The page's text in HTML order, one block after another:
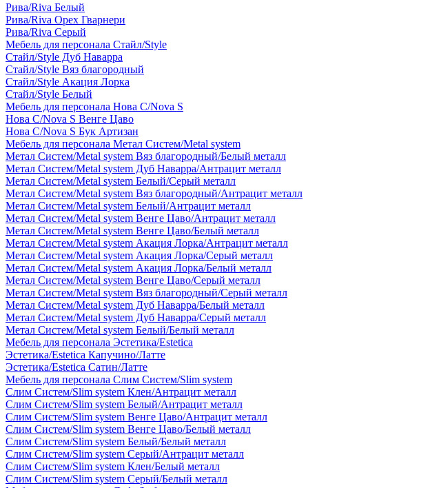
Рива/Riva Белый
Рива/Riva Орех Гварнери
Рива/Riva Серый
Мебель для персонала Стайл/Style
Стайл/Style Дуб Наварра
Стайл/Style Вяз благородный
Стайл/Style Акация Лорка
Стайл/Style Белый
Мебель для персонала Нова С/Nova S
Нова С/Nova S Венге Цаво
Нова С/Nova S Бук Артизан
Мебель для персонала Метал Систем/Metal system
Метал Систем/Metal system Вяз благородный/Белый металл
Метал Систем/Metal system Дуб Наварра/Антрацит металл
Метал Систем/Metal system Белый/Серый металл
Метал Систем/Metal system Вяз благородный/Антрацит металл
Метал Систем/Metal system Белый/Антрацит металл
Метал Систем/Metal system Венге Цаво/Антрацит металл
Метал Систем/Metal system Венге Цаво/Белый металл
Метал Систем/Metal system Акация Лорка/Антрацит металл
Метал Систем/Metal system Акация Лорка/Серый металл
Метал Систем/Metal system Акация Лорка/Белый металл
Метал Систем/Metal system Венге Цаво/Серый металл
Метал Систем/Metal system Вяз благородный/Серый металл
Метал Систем/Metal system Дуб Наварра/Белый металл
Метал Систем/Metal system Дуб Наварра/Серый металл
Метал Систем/Metal system Белый/Белый металл
Мебель для персонала Эстетика/Estetica
Эстетика/Estetica Капучино/Латте
Эстетика/Estetica Сатин/Латте
Мебель для персонала Слим Систем/Slim system
Слим Систем/Slim system Клен/Антрацит металл
Слим Систем/Slim system Белый/Антрацит металл
Слим Систем/Slim system Венге Цаво/Антрацит металл
Слим Систем/Slim system Венге Цаво/Белый металл
Слим Систем/Slim system Белый/Белый металл
Слим Систем/Slim system Серый/Антрацит металл
Слим Систем/Slim system Клен/Белый металл
Слим Систем/Slim system Серый/Белый металл